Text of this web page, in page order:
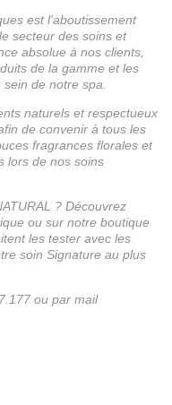
est l'aboutissement
secteur des soins et
absolue à nos clients,
de la gamme et les
de notre spa.
naturels et respectueux
de convenir à tous les
fragrances florales et
lors de nos soins
? Découvrez
ou sur notre boutique
les tester avec les
soin Signature au plus
ou par mail